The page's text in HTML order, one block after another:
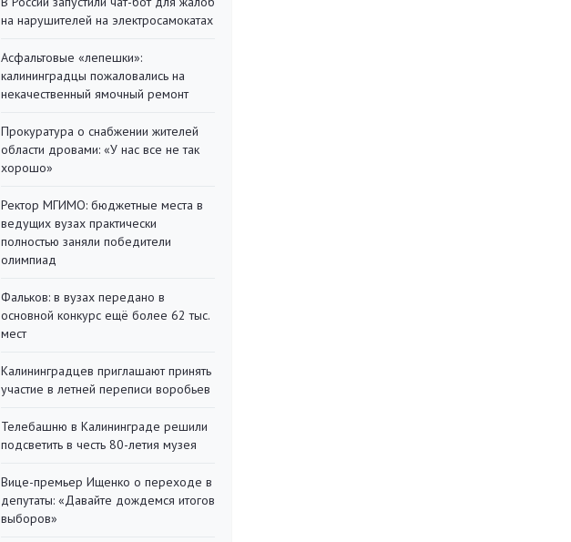
на нарушителей на электросамокатах
Асфальтовые «лепешки»:
калининградцы пожаловались на
некачественный ямочный ремонт
Прокуратура о снабжении жителей
области дровами: «У нас все не так
хорошо»
Ректор МГИМО: бюджетные места в
ведущих вузах практически
полностью заняли победители
олимпиад
Фальков: в вузах передано в
основной конкурс ещё более 62 тыс.
мест
Калининградцев приглашают принять
участие в летней переписи воробьев
Телебашню в Калининграде решили
подсветить в честь 80-летия музея
Вице-премьер Ищенко о переходе в
депутаты: «Давайте дождемся итогов
выборов»